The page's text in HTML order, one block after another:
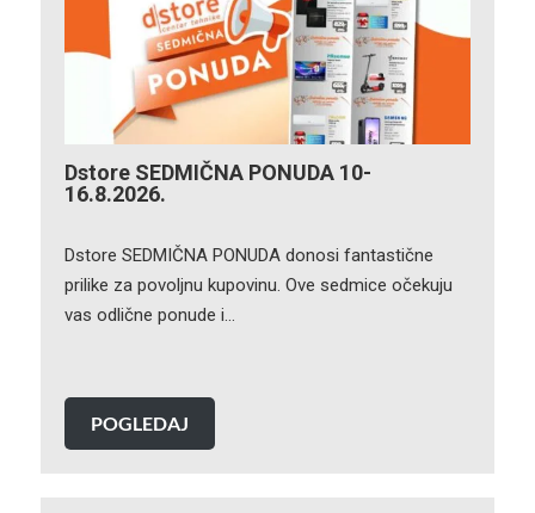
Dstore SEDMIČNA PONUDA 10-
16.8.2026.
Dstore SEDMIČNA PONUDA donosi fantastične
prilike za povoljnu kupovinu. Ove sedmice očekuju
vas odlične ponude i…
POGLEDAJ